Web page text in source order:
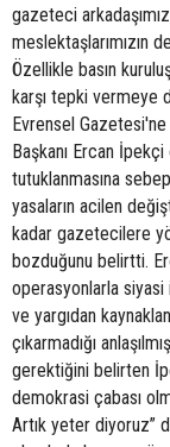
gazeteci
meslektaşlarımızın
Özellikle basın
karşı tepki vermeye
Evrensel
Başkanı Ercan
tutuklanmasına
yasaların acilen
kadar gazetecilere
bozduğunu belirtti.
operasyonlarla siyasi
ve yargıdan
çıkarmadığı
gerektiğini belirten
demokrasi çabası
Artık yeter diyoruz”